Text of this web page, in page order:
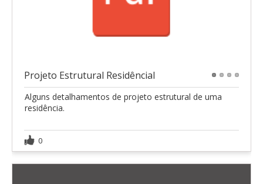
Projeto Estrutural Residêncial
Alguns detalhamentos de projeto estrutural de uma
residência.
0